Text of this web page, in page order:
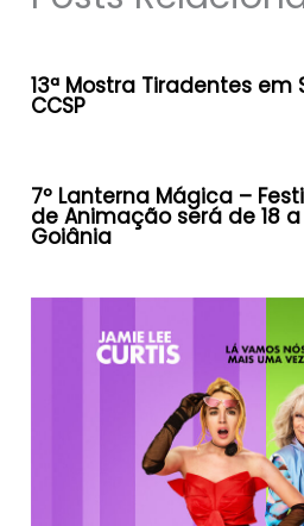
13ª Mostra Tiradentes em
CCSP
7º Lanterna Mágica –
de Animação será de 18
Goiânia